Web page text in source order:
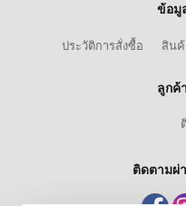
ข้อมู
ประวัติการสั่งซื้อ สิน
ลูกค้
ติดตามผ่